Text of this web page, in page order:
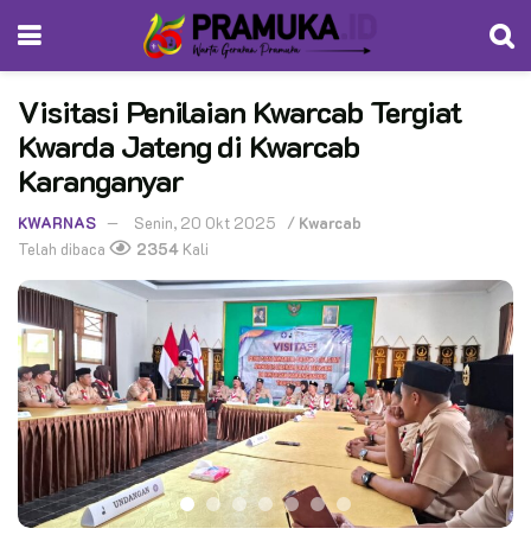
Visitasi Penilaian Kwarcab Tergiat
Kwarda Jateng di Kwarcab
Karanganyar
KWARNAS Senin, 20 Okt 2025 / Kwarcab
Telah dibaca
2354 Kali